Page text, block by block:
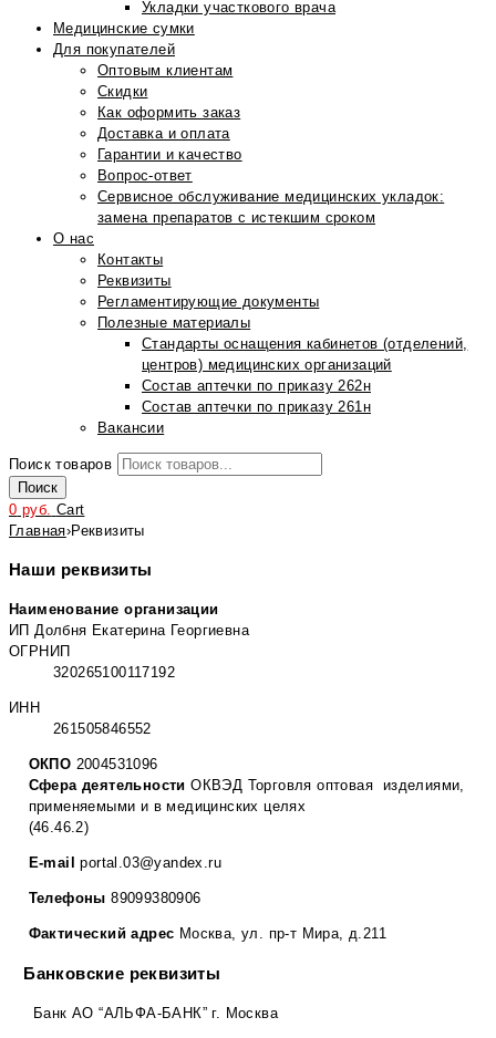
Укладки участкового врача
Медицинские сумки
Для покупателей
Оптовым клиентам
Скидки
Как оформить заказ
Доставка и оплата
Гарантии и качество
Вопрос-ответ
Сервисное обслуживание медицинских укладок:
замена препаратов с истекшим сроком
О нас
Контакты
Реквизиты
Регламентирующие документы
Полезные материалы
Стандарты оснащения кабинетов (отделений,
центров) медицинских организаций
Состав аптечки по приказу 262н
Состав аптечки по приказу 261н
Вакансии
Поиск товаров
Поиск
0 руб. Cart
Главная›Реквизиты
Наши реквизиты
Наименование организации
ИП Долбня Екатерина Георгиевна
ОГРНИП
320265100117192
ИНН
261505846552
ОКПО 2004531096
Сфера деятельности ОКВЭД Торговля оптовая изделиями,
применяемыми и в медицинских целях
(46.46.2)
E-mail portal.03@yandex.ru
Телефоны 89099380906
Фактический адрес Москва, ул. пр-т Мира, д.211
Банковские реквизиты
Банк АО “АЛЬФА-БАНК” г. Москва